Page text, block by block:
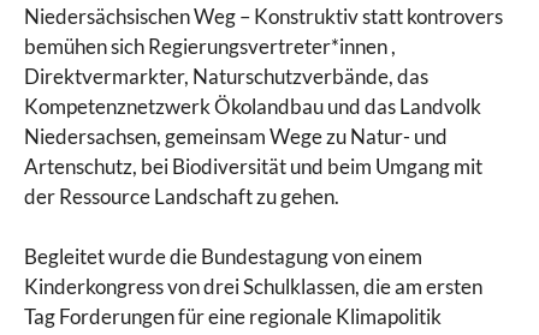
Niedersächsischen Weg – Konstruktiv statt kontrovers
bemühen sich Regierungsvertreter*innen ,
Direktvermarkter, Naturschutzverbände, das
Kompetenznetzwerk Ökolandbau und das Landvolk
Niedersachsen, gemeinsam Wege zu Natur- und
Artenschutz, bei Biodiversität und beim Umgang mit
der Ressource Landschaft zu gehen.
Begleitet wurde die Bundestagung von einem
Kinderkongress von drei Schulklassen, die am ersten
Tag Forderungen für eine regionale Klimapolitik